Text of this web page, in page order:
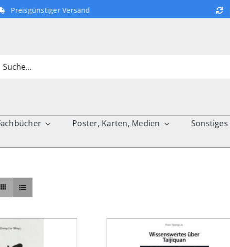
Preisgünstiger Versand
for:
Poster, Karten, Medien
Sonstiges